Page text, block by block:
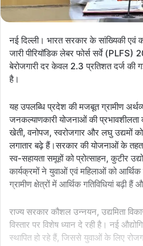
नई दिल्ली। भारत सरकार के सांख्यिकी एवं
जारी पीरियॉडिक लेबर फोर्स सर्वे
बेरोजगारी दर केवल 2.3 प्रतिशत दर्ज की
है।
यह उपलब्धि प्रदेश की मजबूत ग्रामीण
जनकल्याणकारी योजनाओं की प्रभावशीलता
खेती, वनोपज, स्वरोजगार और लघु उद्यमों
लगातार बढ़े हैं।सरकार की योजनाओं के
स्व-सहायता समूहों को प्रोत्साहन, कुटीर
कार्यक्रमों ने युवाओं एवं महिलाओं को
ग्रामीण क्षेत्रों में आर्थिक गतिविधियां बढ़ी
राज्य सरकार कौशल उन्नयन, उद्यमिता
विस्तार पर विशेष ध्यान दे रही है। नई
स्थापित हो रहे हैं, जिससे युवाओं के लिए